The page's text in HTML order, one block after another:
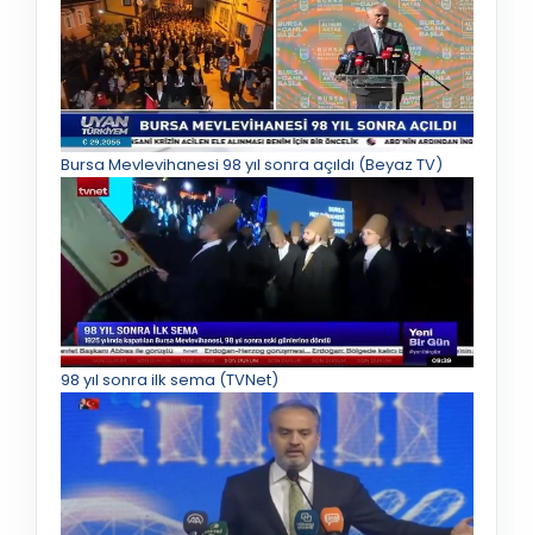
Bursa Mevlevihanesi 98 yıl sonra açıldı (Beyaz TV)
98 yıl sonra ilk sema (TVNet)